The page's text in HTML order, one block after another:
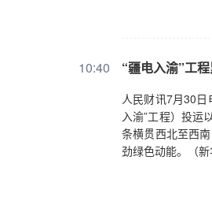
10:40 “疆电入渝”工
人民财讯7月30
入渝”工程）投运
条横贯西北至西
劲绿色动能。（新